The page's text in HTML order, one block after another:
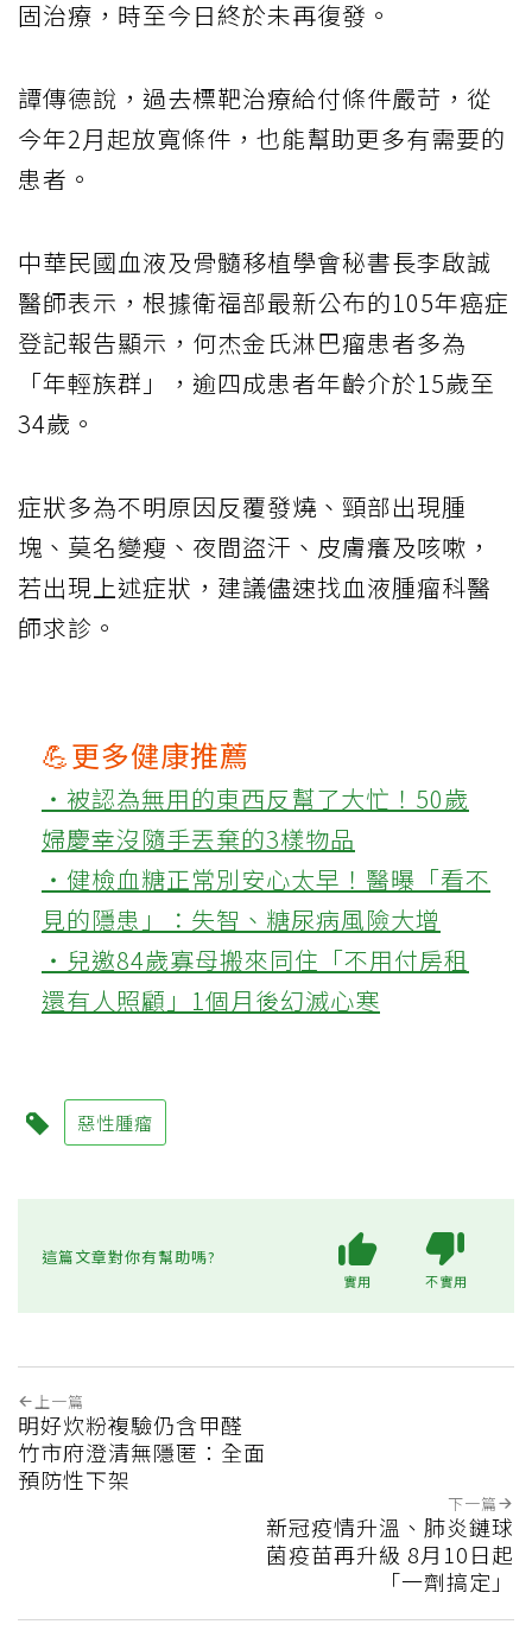
固治療，時至今日終於未再復發。
譚傳德說，過去標靶治療給付條件嚴苛，從
今年2月起放寬條件，也能幫助更多有需要的
患者。
中華民國血液及骨髓移植學會秘書長李啟誠
醫師表示，根據衛福部最新公布的105年癌症
登記報告顯示，何杰金氏淋巴瘤患者多為
「年輕族群」，逾四成患者年齡介於15歲至
34歲。
症狀多為不明原因反覆發燒、頸部出現腫
塊、莫名變瘦、夜間盜汗、皮膚癢及咳嗽，
若出現上述症狀，建議儘速找血液腫瘤科醫
師求診。
💪更多健康推薦
‧被認為無用的東西反幫了大忙！50歲
婦慶幸沒隨手丟棄的3樣物品
‧健檢血糖正常別安心太早！醫曝「看不
見的隱患」：失智、糖尿病風險大增
‧兒邀84歲寡母搬來同住「不用付房租
還有人照顧」1個月後幻滅心寒
惡性腫瘤
這篇文章對你有幫助嗎?
實用 不實用
上一篇
明好炊粉複驗仍含甲醛
竹市府澄清無隱匿：全面
預防性下架
下一篇
新冠疫情升溫、肺炎鏈球
菌疫苗再升級 8月10日起
「一劑搞定」